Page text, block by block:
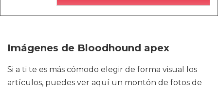
Imágenes de Bloodhound apex
Si a ti te es más cómodo elegir de forma visual los
artículos, puedes ver aquí un montón de fotos de